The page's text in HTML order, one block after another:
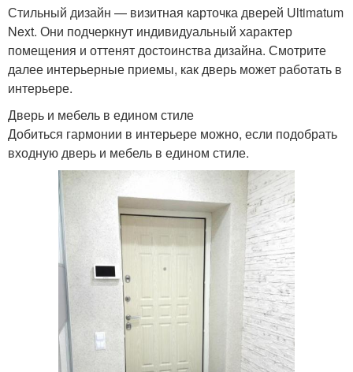
Стильный дизайн — визитная карточка дверей Ultimatum
Next. Они подчеркнут индивидуальный характер
помещения и оттенят достоинства дизайна. Смотрите
далее интерьерные приемы, как дверь может работать в
интерьере.
Дверь и мебель в едином стиле
Добиться гармонии в интерьере можно, если подобрать
входную дверь и мебель в едином стиле.